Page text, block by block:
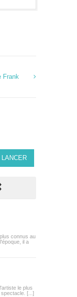
Frank
LANCER
connus au
il a
le plus
[...]